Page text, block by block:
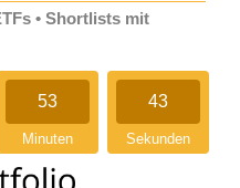
• Shortlists mit
53
Minuten
42
Sekunden